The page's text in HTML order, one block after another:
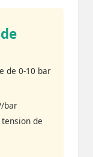
de 0-10 bar
bar
de